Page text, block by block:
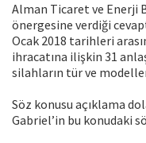
Alman Ticaret ve Enerji
önergesine verdiği
Ocak 2018 tarihleri
ihracatına ilişkin 31
silahların tür ve
Söz konusu açıklama
Gabriel’in bu konudaki